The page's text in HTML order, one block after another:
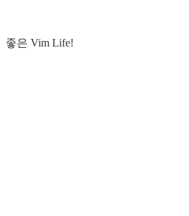
좋은 Vim Life!